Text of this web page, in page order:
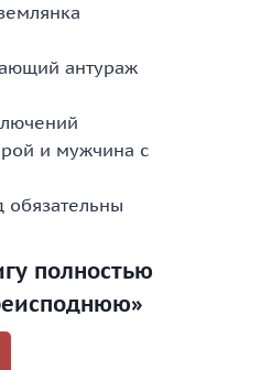
антураж
и мужчина с
полностью